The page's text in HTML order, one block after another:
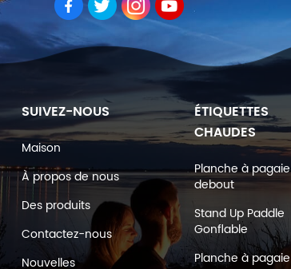
SUIVEZ-NOUS
Maison
À propos de nous
Des produits
Contactez-nous
Nouvelles
ÉTIQUETTES
CHAUDES
Planche à pagaie
debout
Stand Up Paddle
Gonflable
Planche à pagaie